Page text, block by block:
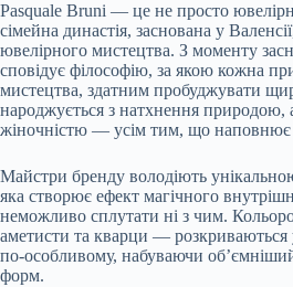
Pasquale Bruni — це не просто
сімейна династія, заснована у
ювелірного мистецтва. З моменту
сповідує філософію, за якою кожна
мистецтва, здатним пробуджувати
народжується з натхнення природою,
жіночністю — усім тим, що наповнює
Майстри бренду володіють
яка створює ефект магічного
неможливо сплутати ні з чим.
аметисти та кварци — розкриваються
по-особливому, набуваючи
форм.